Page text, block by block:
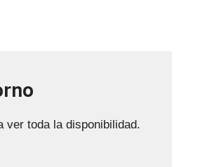
ver toda la disponibilidad.